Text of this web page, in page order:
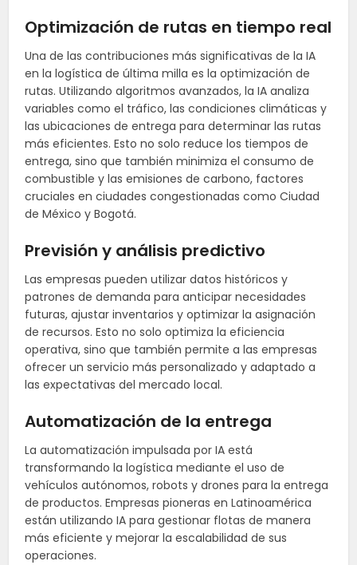
Optimización de rutas en tiempo real
Una de las contribuciones más significativas de la IA
en la logística de última milla es la optimización de
rutas. Utilizando algoritmos avanzados, la IA analiza
variables como el tráfico, las condiciones climáticas y
las ubicaciones de entrega para determinar las rutas
más eficientes. Esto no solo reduce los tiempos de
entrega, sino que también minimiza el consumo de
combustible y las emisiones de carbono, factores
cruciales en ciudades congestionadas como Ciudad
de México y Bogotá.
Previsión y análisis predictivo
Las empresas pueden utilizar datos históricos y
patrones de demanda para anticipar necesidades
futuras, ajustar inventarios y optimizar la asignación
de recursos. Esto no solo optimiza la eficiencia
operativa, sino que también permite a las empresas
ofrecer un servicio más personalizado y adaptado a
las expectativas del mercado local.
Automatización de la entrega
La automatización impulsada por IA está
transformando la logística mediante el uso de
vehículos autónomos, robots y drones para la entrega
de productos. Empresas pioneras en Latinoamérica
están utilizando IA para gestionar flotas de manera
más eficiente y mejorar la escalabilidad de sus
operaciones.